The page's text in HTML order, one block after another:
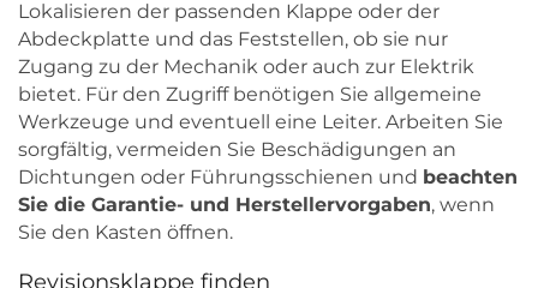
Lokalisieren der passenden Klappe oder der
Abdeckplatte und das Feststellen, ob sie nur
Zugang zu der Mechanik oder auch zur Elektrik
bietet. Für den Zugriff benötigen Sie allgemeine
Werkzeuge und eventuell eine Leiter. Arbeiten Sie
sorgfältig, vermeiden Sie Beschädigungen an
Dichtungen oder Führungsschienen und beachten
Sie die Garantie- und Herstellervorgaben, wenn
Sie den Kasten öffnen.
Revisionsklappe finden